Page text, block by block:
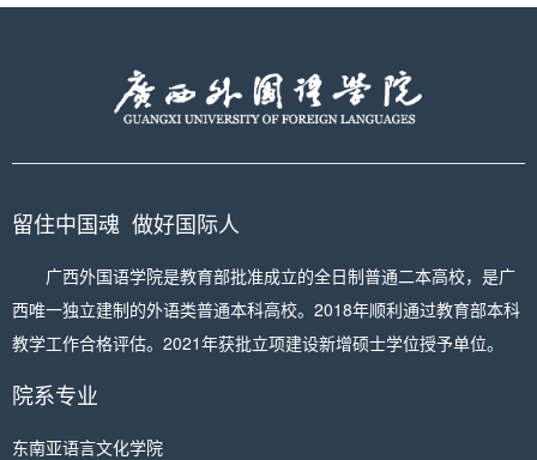
留住中国魂 做好国际人
广西外国语学院是教育部批准成立的全日制普通二本高校，是广
西唯一独立建制的外语类普通本科高校。2018年顺利通过教育部本科
教学工作合格评估。2021年获批立项建设新增硕士学位授予单位。
院系专业
东南亚语言文化学院